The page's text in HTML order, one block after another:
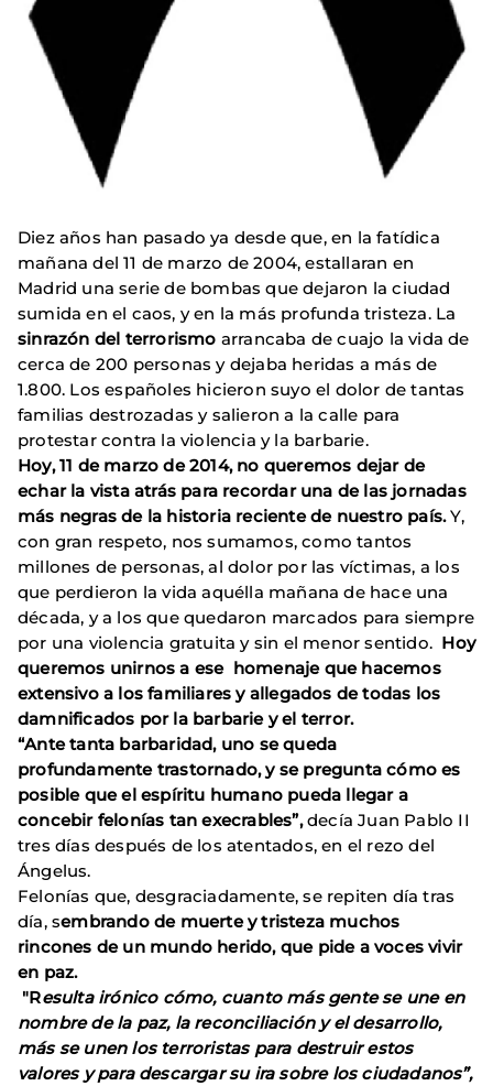
Diez años han pasado ya desde que, en la fatídica
mañana del 11 de marzo de 2004, estallaran en
Madrid una serie de bombas que dejaron la ciudad
sumida en el caos, y en la más profunda tristeza. La
sinrazón del terrorismo arrancaba de cuajo la vida de
cerca de 200 personas y dejaba heridas a más de
1.800. Los españoles hicieron suyo el dolor de tantas
familias destrozadas y salieron a la calle para
protestar contra la violencia y la barbarie.
Hoy, 11 de marzo de 2014, no queremos dejar de
echar la vista atrás para recordar una de las jornadas
más negras de la historia reciente de nuestro país.Y,
con gran respeto, nos sumamos, como tantos
millones de personas, al dolor por las víctimas, a los
que perdieron la vida aquélla mañana de hace una
década, y a los que quedaron marcados para siempre
por una violencia gratuita y sin el menor sentido. Hoy
queremos unirnos a ese homenaje que hacemos
extensivo a los familiares y allegados de todas los
damnificados por la barbarie y el terror.
“Ante tanta barbaridad, uno se queda
profundamente trastornado, y se pregunta cómo es
posible que el espíritu humano pueda llegar a
concebir felonías tan execrables”,decía Juan Pablo II
tres días después de los atentados, en el rezo del
Ángelus.
Felonías que, desgraciadamente, se repiten día tras
día, sembrando de muerte y tristeza muchos
rincones de un mundo herido, que pide a voces vivir
en paz.
"Resulta irónico cómo, cuanto más gente se une en
nombre de la paz, la reconciliación y el desarrollo,
más se unen los terroristas para destruir estos
valores y para descargar su ira sobre los ciudadanos”,